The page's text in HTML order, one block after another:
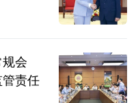
会
责任